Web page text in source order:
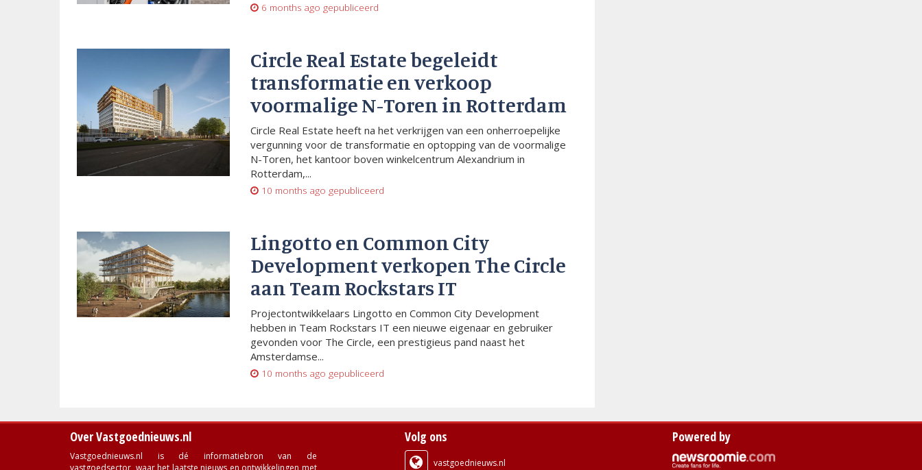
6 months ago gepubliceerd
Circle Real Estate begeleidt
transformatie en verkoop
voormalige N-Toren in Rotterdam
Circle Real Estate heeft na het verkrijgen van een onherroepelijke
vergunning voor de transformatie en optopping van de voormalige
N-Toren, het kantoor boven winkelcentrum Alexandrium in
Rotterdam,...
10 months ago gepubliceerd
Lingotto en Common City
Development verkopen The Circle
aan Team Rockstars IT
Projectontwikkelaars Lingotto en Common City Development
hebben in Team Rockstars IT een nieuwe eigenaar en gebruiker
gevonden voor The Circle, een prestigieus pand naast het
Amsterdamse...
10 months ago gepubliceerd
Over Vastgoednieuws.nl
Vastgoednieuws.nl is dé informatiebron van de
vastgoedsector, waar het laatste nieuws en ontwikkelingen met
Volg ons
vastgoednieuws.nl
Powered by